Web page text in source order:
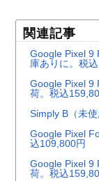
関連記事
Google Pixel 9
庫ありに。税
Google Pixel 9
荷。税込
Simply B（未
Google Pixel
込109,800円
Google Pixel 9
荷。税込